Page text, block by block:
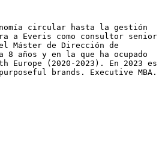
circular hasta la gestión
a Everis como consultor senior
Máster de Dirección de
años y en la que ha ocupado
(2020-2023). En 2023 es
brands. Executive MBA.